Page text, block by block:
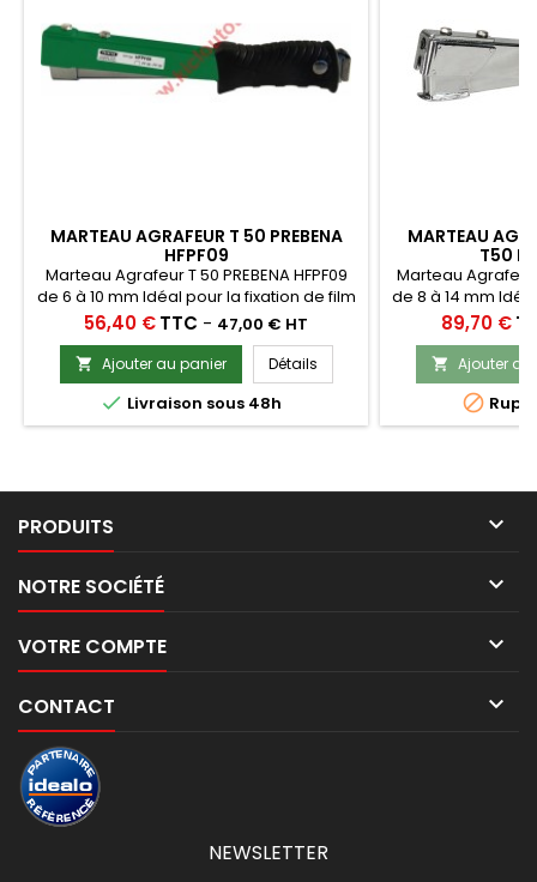
MARTEAU AGRAFEUR T 50 PREBENA
HFPF09
Marteau Agrafeur T 50 PREBENA HFPF09
de 6 à 10 mm Idéal pour la fixation de film
sous-toitures , de pare-vapeur,
d'étoffes, nylons, étiquettes, cartons,
bâches.
Prix
56,40 €TTC - 47,00 € HT
 Ajouter au panier Détails
 Livraison sous 48h
MARTEAU
T50
Marteau Agrafeur
de 8 à 14 mm
sous-toitures,
pare-vapeur,
Ce produit
Prix
89,70 €
 Ajouter au

PRODUITS 
NOTRE SOCIÉTÉ 
VOTRE COMPTE 
CONTACT 
NEWSLETTER